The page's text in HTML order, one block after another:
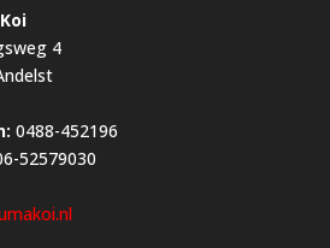
4
0488-452196
52579030